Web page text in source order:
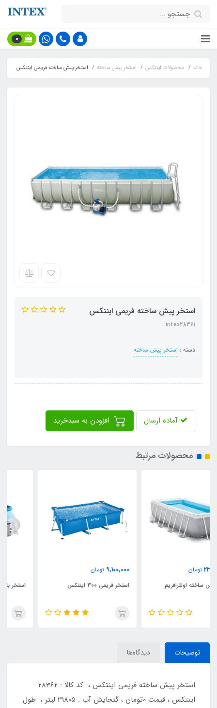
0
خانه محصولات اینتکس استخر پیش ساخته استخر پیش ساخته فریمی اینتکس
استخر پیش ساخته فریمی اینتکس
intex28361
دسته : استخر پیش ساخته
آماده ارسال
محصولات مرتبط
9,100,000
استخر فریمی 300 اینتکس
استخر بادی ایزی ست با قطر 457
توضیحات دیدگاه‌ها
استخر پیش ساخته فریمی اینتکس ، کد کالا : 28362
اینتکس ، قیمت 0تومان ، گنجایش آب : 31805 لیتر ، طول